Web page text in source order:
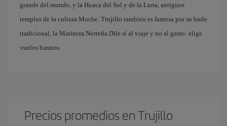
grande del mundo, y la Huaca del Sol y de la Luna, antiguos
templos de la cultura Moche. Trujillo también es famosa por su baile
tradicional, la Marinera Norteña.Dile sí al viaje y no al gasto: elige
vuelos baratos.
Precios promedios en Trujillo